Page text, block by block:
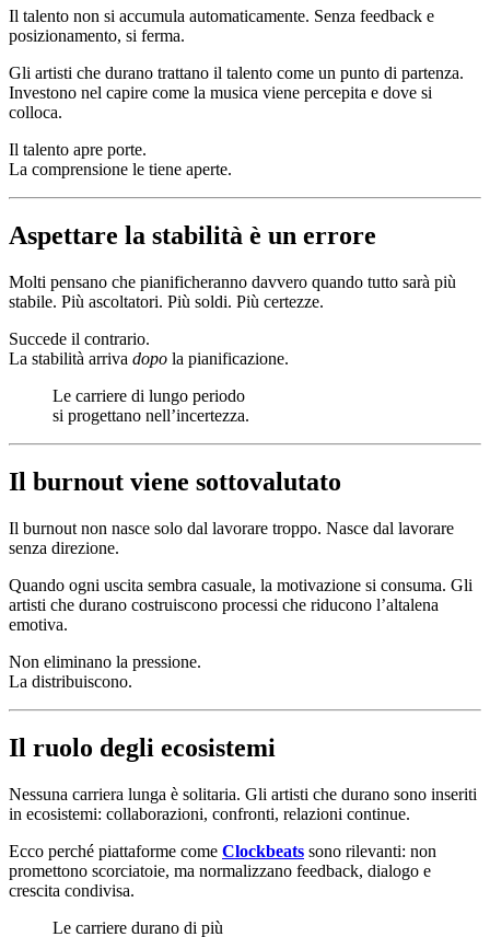
Il talento non si accumula automaticamente. Senza feedback e
posizionamento, si ferma.
Gli artisti che durano trattano il talento come un punto di partenza.
Investono nel capire come la musica viene percepita e dove si
colloca.
Il talento apre porte.
La comprensione le tiene aperte.
Aspettare la stabilità è un errore
Molti pensano che pianificheranno davvero quando tutto sarà più
stabile. Più ascoltatori. Più soldi. Più certezze.
Succede il contrario.
La stabilità arriva dopo la pianificazione.
Le carriere di lungo periodo
si progettano nell’incertezza.
Il burnout viene sottovalutato
Il burnout non nasce solo dal lavorare troppo. Nasce dal lavorare
senza direzione.
Quando ogni uscita sembra casuale, la motivazione si consuma. Gli
artisti che durano costruiscono processi che riducono l’altalena
emotiva.
Non eliminano la pressione.
La distribuiscono.
Il ruolo degli ecosistemi
Nessuna carriera lunga è solitaria. Gli artisti che durano sono inseriti
in ecosistemi: collaborazioni, confronti, relazioni continue.
Ecco perché piattaforme come Clockbeats sono rilevanti: non
promettono scorciatoie, ma normalizzano feedback, dialogo e
crescita condivisa.
Le carriere durano di più